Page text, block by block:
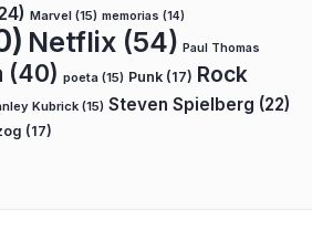
Marvel (15) memorias (14)
Netflix (54) Paul Thomas
(40) poeta (15) Punk (17) Rock
Kubrick (15) Steven Spielberg (22)
(17)